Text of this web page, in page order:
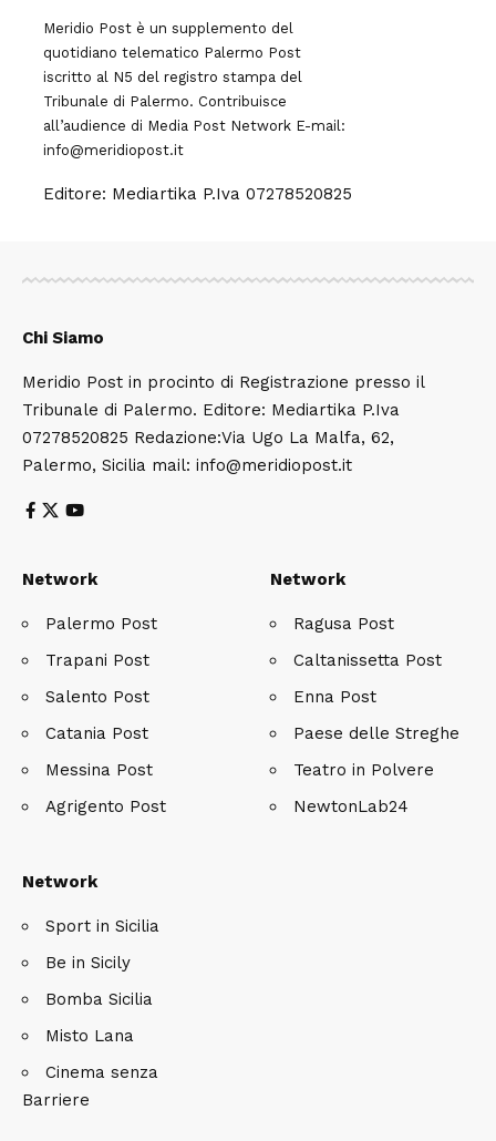
Meridio Post è un supplemento del
quotidiano telematico Palermo Post
iscritto al N5 del registro stampa del
Tribunale di Palermo. Contribuisce
all’audience di Media Post Network E-mail:
info@meridiopost.it
Editore: Mediartika P.Iva 07278520825
Chi Siamo
Meridio Post in procinto di Registrazione presso il
Tribunale di Palermo. Editore: Mediartika P.Iva
07278520825 Redazione:Via Ugo La Malfa, 62,
Palermo, Sicilia mail: info@meridiopost.it
Network
Palermo Post
Trapani Post
Salento Post
Catania Post
Messina Post
Agrigento Post
Network
Ragusa Post
Caltanissetta Post
Enna Post
Paese delle Streghe
Teatro in Polvere
NewtonLab24
Network
Sport in Sicilia
Be in Sicily
Bomba Sicilia
Misto Lana
Cinema senza
Barriere